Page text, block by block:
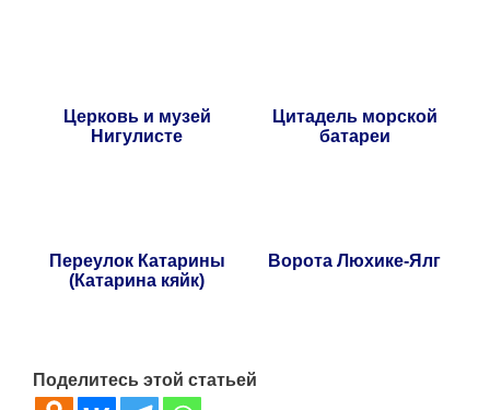
Церковь и музей
Нигулисте
Цитадель морской
батареи
Переулок Катарины
(Катарина кяйк)
Ворота Люхике-Ялг
Поделитесь этой статьей